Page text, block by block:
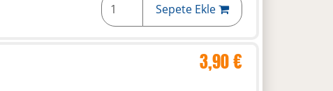
Sepete Ekle
3,90 €